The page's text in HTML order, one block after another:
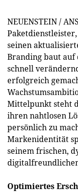
NEUENSTEIN /
seinen
Branding baut auf
schnell
erfolgreich
Mittelpunkt steht
ihren nahtlosen
persönlich zu
Markenidentität
seinem frischen,
Optimiertes